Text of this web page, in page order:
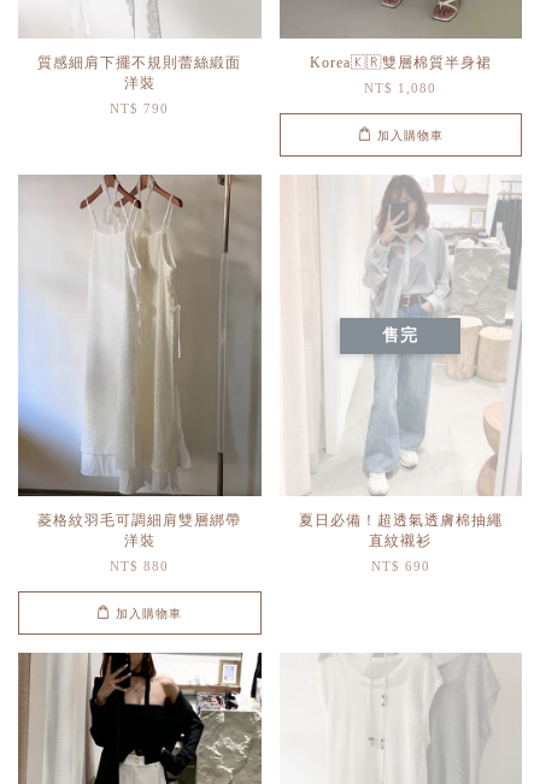
質感細肩下擺不規則蕾絲緞面
洋裝
NT$ 790
Korea🇰🇷雙層棉質半身裙
NT$ 1,080
加入購物車
菱格紋羽毛可調細肩雙層綁帶
洋裝
NT$ 880
加入購物車
售完
夏日必備！超透氣透膚棉抽繩
直紋襯衫
NT$ 690